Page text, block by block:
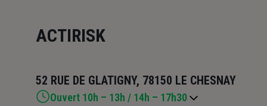
ACTIRISK
52 RUE DE GLATIGNY, 78150 LE CHESNAY
Ouvert 10h – 13h / 14h – 17h30